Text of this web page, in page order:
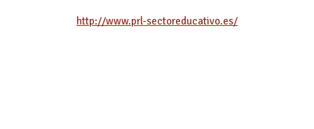
http://www.prl-sectoreducativo.es/